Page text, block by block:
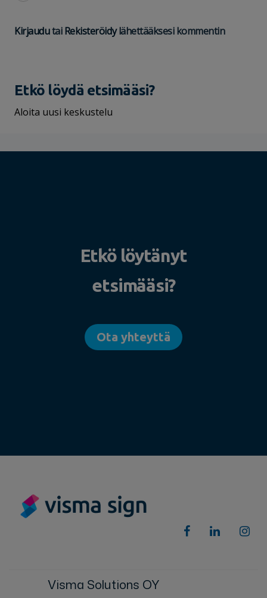
KirjaudutaiRekisteröidylähettääksesi kommentin
Etkö löydä etsimääsi?
Aloita uusi keskustelu
Etkö löytänyt
etsimääsi?
Ota yhteyttä
Visma Solutions OY